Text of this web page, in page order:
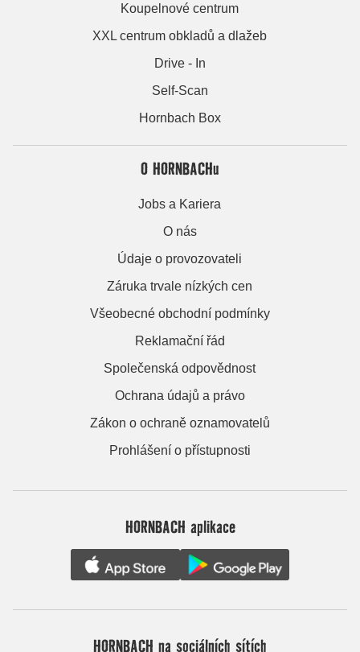
Koupelnové centrum
XXL centrum obkladů a dlažeb
Drive - In
Self-Scan
Hornbach Box
O HORNBACHu
Jobs a Kariera
O nás
Údaje o provozovateli
Záruka trvale nízkých cen
Všeobecné obchodní podmínky
Reklamační řád
Společenská odpovědnost
Ochrana údajů a právo
Zákon o ochraně oznamovatelů
Prohlášení o přístupnosti
HORNBACH aplikace
HORNBACH na sociálních sítích